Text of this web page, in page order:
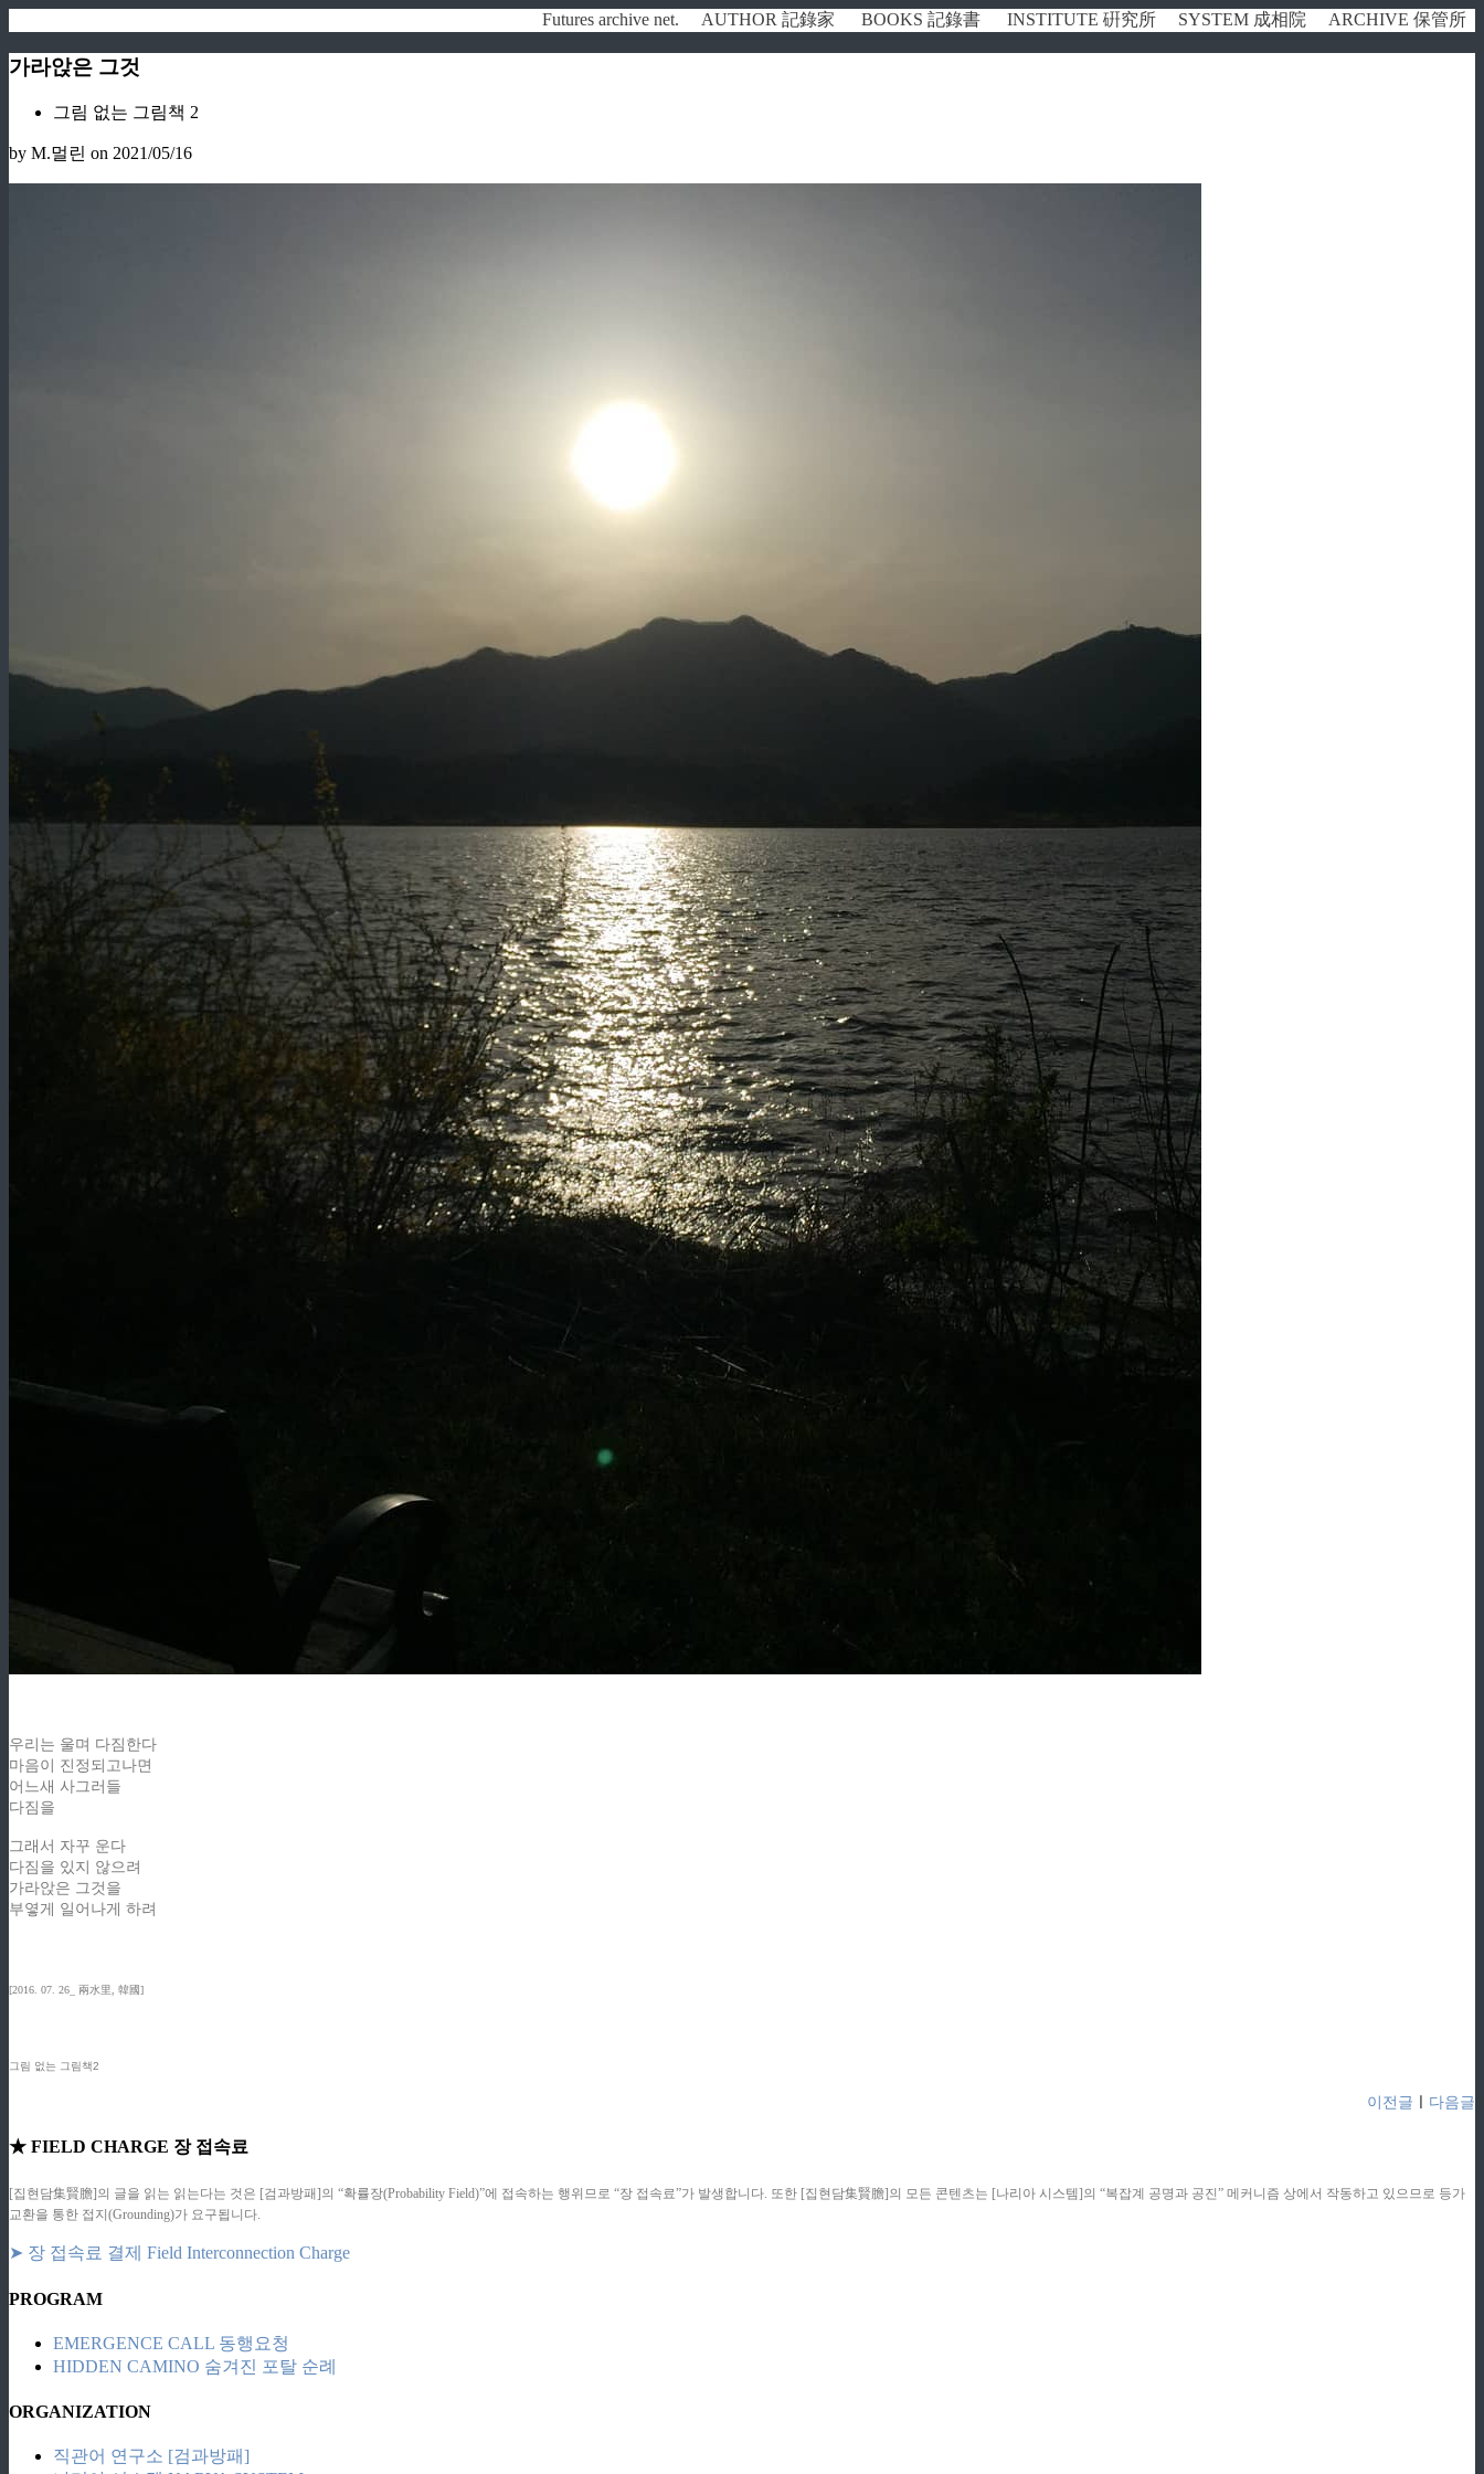
Futures archive net. AUTHOR 記錄家 BOOKS 記錄書 INSTITUTE 硏究所 SYSTEM 成相院 ARCHIVE 保管所
가라앉은 그것
그림 없는 그림책 2
by M.멀린 on 2021/05/16
우리는 울며 다짐한다
마음이 진정되고나면
어느새 사그러들
다짐을
그래서 자꾸 운다
다짐을 있지 않으려
가라앉은 그것을
부옇게 일어나게 하려
[2016. 07. 26_ 兩水里, 韓國]
그림 없는 그림책2
이전글 다음글
★ FIELD CHARGE 장 접속료
[집현담集賢膽]의 글을 읽는 읽는다는 것은 [검과방패]의 “확률장(Probability Field)”에 접속하는 행위므로 “장 접속료”가 발생합니다. 또한 [집현담集賢膽]의 모든 콘텐츠는 [나리아 시스템]의 “복잡계 공명과 공진” 메커니즘 상에서 작동하고 있으므로 등가
교환을 통한 접지(Grounding)가 요구됩니다.
➤ 장 접속료 결제 Field Interconnection Charge
PROGRAM
EMERGENCE CALL 동행요청
HIDDEN CAMINO 숨겨진 포탈 순례
ORGANIZATION
직관어 연구소 [검과방패]